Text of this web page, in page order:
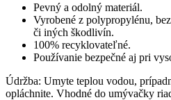
Pevný a odolný materiál.
Vyrobené z polypropylénu,
či iných škodlivín.
100% recyklovateľné.
Používanie bezpečné aj pri
Údržba: Umyte teplou vodou,
opláchnite. Vhodné do umývačky